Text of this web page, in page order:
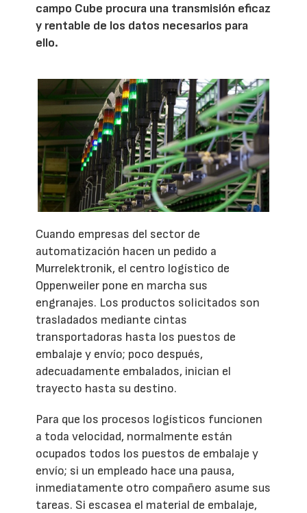
campo Cube procura una transmisión eficaz
y rentable de los datos necesarios para
ello.
Cuando empresas del sector de
automatización hacen un pedido a
Murrelektronik, el centro logístico de
Oppenweiler pone en marcha sus
engranajes. Los productos solicitados son
trasladados mediante cintas
transportadoras hasta los puestos de
embalaje y envío; poco después,
adecuadamente embalados, inician el
trayecto hasta su destino.
Para que los procesos logísticos funcionen
a toda velocidad, normalmente están
ocupados todos los puestos de embalaje y
envío; si un empleado hace una pausa,
inmediatamente otro compañero asume sus
tareas. Si escasea el material de embalaje,